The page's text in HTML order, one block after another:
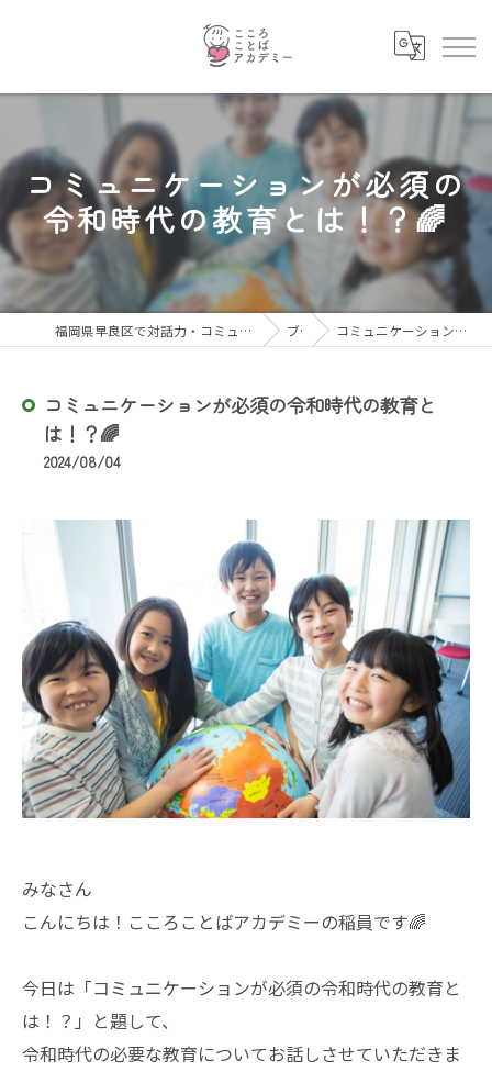
コミュニケーションが必須の
令和時代の教育とは！？🌈
福岡県早良区で対話力・コミュニケーション力を育むならこころことばアカデミー ブログ コミュニケーションが必須の令和時代の教育とは！？🌈
コミュニケーションが必須の令和時代の教育と
は！？🌈
2024/08/04
みなさん
こんにちは！こころことばアカデミーの稲員です🌈
今日は「コミュニケーションが必須の令和時代の教育と
は！？」と題して、
令和時代の必要な教育についてお話しさせていただきま